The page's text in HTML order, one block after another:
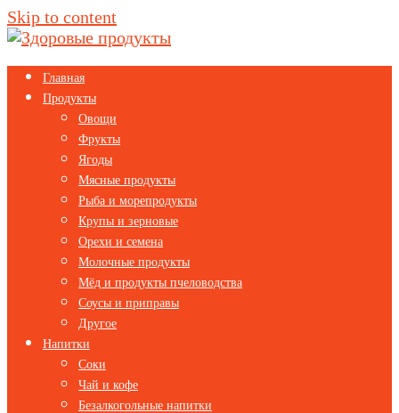
Skip to content
Главная
Продукты
Овощи
Фрукты
Ягоды
Мясные продукты
Рыба и морепродукты
Крупы и зерновые
Орехи и семена
Молочные продукты
Мёд и продукты пчеловодства
Соусы и приправы
Другое
Напитки
Соки
Чай и кофе
Безалкогольные напитки